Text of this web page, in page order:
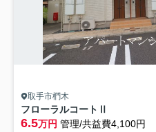
取手市椚木
フローラルコートⅡ
6.5万円 管理/共益費4,100円